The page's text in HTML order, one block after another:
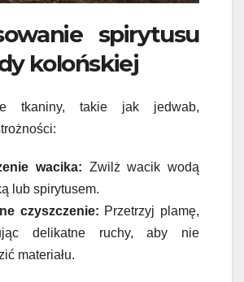
spirytusu
kolońskiej
tkaniny, takie jak jedwab,
wacika: Zwilż wacik wodą
lub spirytusem.
czyszczenie: Przetrzyj plamę,
delikatne ruchy, aby nie
materiału.